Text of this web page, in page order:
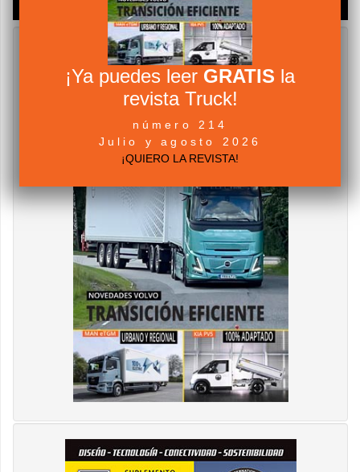
¡Ya puedes leer GRATIS la
revista Truck!
número 214
Julio y agosto 2026
¡QUIERO LA REVISTA!